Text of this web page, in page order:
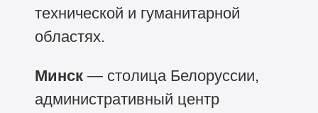
технической и гуманитарной
областях.
Минск— столица Белоруссии,
административный центр